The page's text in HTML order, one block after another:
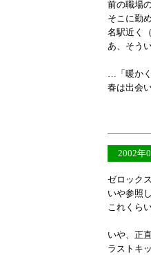
前の職場
そこに勤
名駅近く
あ、そう
…「暖か
春は出会
2002年
ゼロック
いや参照
これくら
いや、正
ラストキ